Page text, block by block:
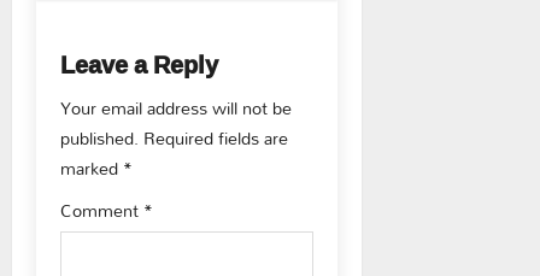
a
v
i
g
Leave a Reply
Your email address will not be
published. Required fields are
marked*
Comment*